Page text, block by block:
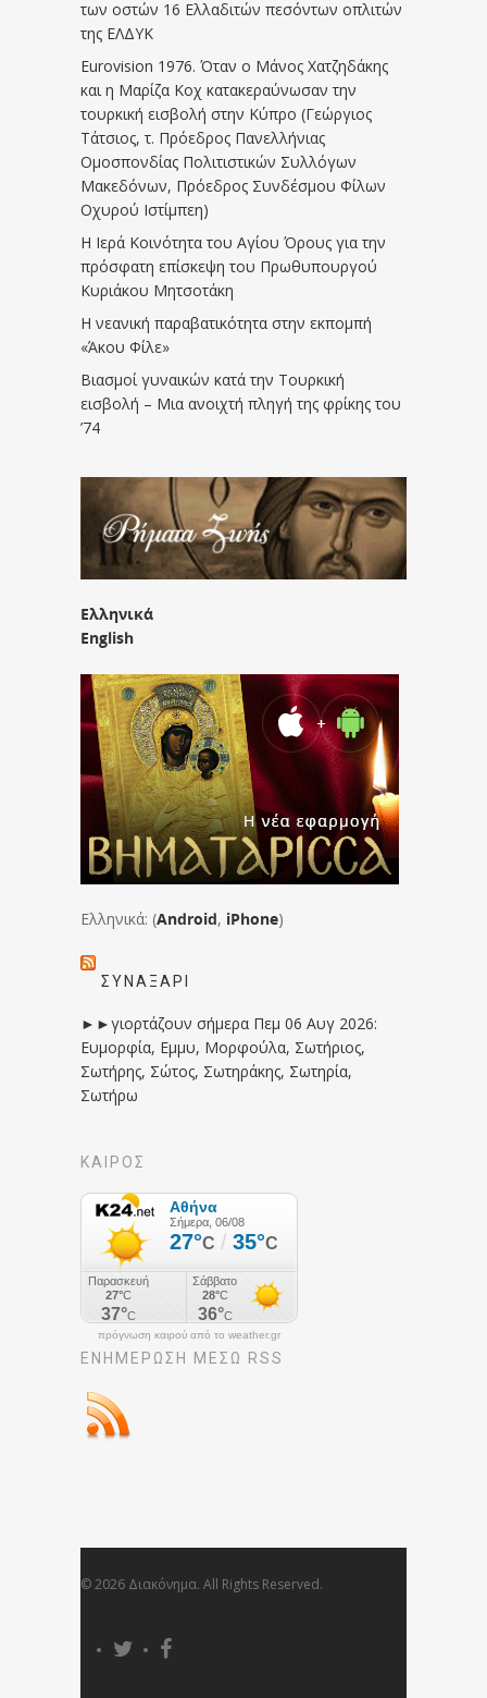
των οστών 16 Ελλαδιτών πεσόντων οπλιτών
της ΕΛΔΥΚ
Eurovision 1976. Όταν ο Μάνος Χατζηδάκης
και η Μαρίζα Κοχ κατακεραύνωσαν την
τουρκική εισβολή στην Κύπρο (Γεώργιος
Τάτσιος, τ. Πρόεδρος Πανελλήνιας
Ομοσπονδίας Πολιτιστικών Συλλόγων
Μακεδόνων, Πρόεδρος Συνδέσμου Φίλων
Οχυρού Ιστίμπεη)
Η Ιερά Κοινότητα του Αγίου Όρους για την
πρόσφατη επίσκεψη του Πρωθυπουργού
Κυριάκου Μητσοτάκη
Η νεανική παραβατικότητα στην εκπομπή
«Άκου Φίλε»
Βιασμοί γυναικών κατά την Τουρκική
εισβολή – Μια ανοιχτή πληγή της φρίκης του
’74
Ελληνικά
English
Ελληνικά: (Android, iPhone)
ΣΥΝΑΞΆΡΙ
►►γιορτάζουν σήμερα Πεμ 06 Αυγ 2026:
Ευμορφία, Εμμυ, Μορφούλα, Σωτήριος,
Σωτήρης, Σώτος, Σωτηράκης, Σωτηρία,
Σωτήρω
ΚΑΙΡΟΣ
πρόγνωση καιρού από το weather.gr
ΕΝΗΜΈΡΩΣΉ ΜΕΣΩ RSS
© 2026 Διακόνημα. All Rights Reserved.